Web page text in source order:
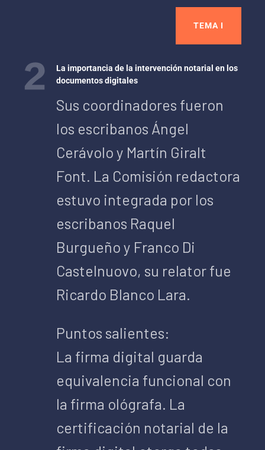
TEMA I
La importancia de la intervención notarial en los
documentos digitales
Sus coordinadores fueron
los escribanos Ángel
Cerávolo y Martín Giralt
Font. La Comisión redactora
estuvo integrada por los
escribanos Raquel
Burgueño y Franco Di
Castelnuovo, su relator fue
Ricardo Blanco Lara.
Puntos salientes:
La firma digital guarda
equivalencia funcional con
la firma ológrafa. La
certificación notarial de la